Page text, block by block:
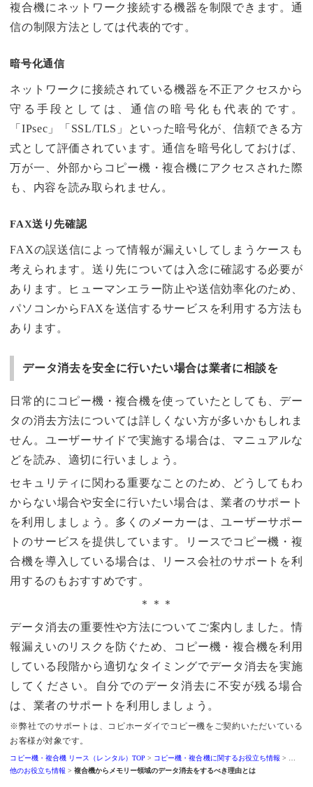
複合機にネットワーク接続する機器を制限できます。通
信の制限方法としては代表的です。
暗号化通信
ネットワークに接続されている機器を不正アクセスから
守る手段としては、通信の暗号化も代表的です。
「IPsec」「SSL/TLS」といった暗号化が、信頼できる方
式として評価されています。通信を暗号化しておけば、
万が一、外部からコピー機・複合機にアクセスされた際
も、内容を読み取られません。
FAX送り先確認
FAXの誤送信によって情報が漏えいしてしまうケースも
考えられます。送り先については入念に確認する必要が
あります。ヒューマンエラー防止や送信効率化のため、
パソコンからFAXを送信するサービスを利用する方法も
あります。
データ消去を安全に行いたい場合は業者に相談を
日常的にコピー機・複合機を使っていたとしても、デー
タの消去方法については詳しくない方が多いかもしれま
せん。ユーザーサイドで実施する場合は、マニュアルな
どを読み、適切に行いましょう。
セキュリティに関わる重要なことのため、どうしてもわ
からない場合や安全に行いたい場合は、業者のサポート
を利用しましょう。多くのメーカーは、ユーザーサポー
トのサービスを提供しています。リースでコピー機・複
合機を導入している場合は、リース会社のサポートを利
用するのもおすすめです。
＊＊＊
データ消去の重要性や方法についてご案内しました。情
報漏えいのリスクを防ぐため、コピー機・複合機を利用
している段階から適切なタイミングでデータ消去を実施
してください。自分でのデータ消去に不安が残る場合
は、業者のサポートを利用しましょう。
※弊社でのサポートは、コピホーダイでコピー機をご契約いただいている
お客様が対象です。
コピー機・複合機 リース（レンタル）TOP > コピー機・複合機に関するお役立ち情報 >
他のお役立ち情報 >複合機からメモリー領域のデータ消去をするべき理由とは